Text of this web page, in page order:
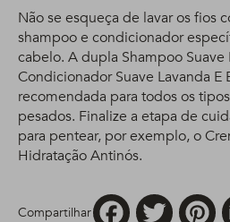
Não se esqueça de lavar os fios
shampoo e condicionador
cabelo. A dupla Shampoo Suave
Condicionador Suave Lavanda
recomendada para todos os
pesados. Finalize a etapa de
para pentear, por exemplo, o
Hidratação Antinós.
Compartilhar
FacebookTwitter